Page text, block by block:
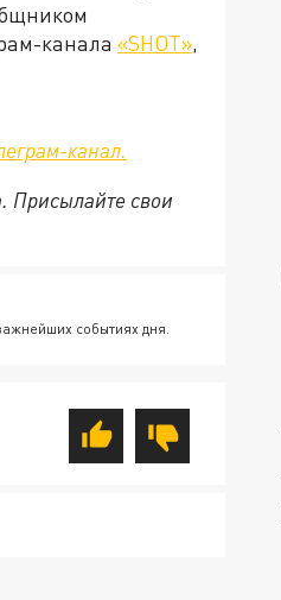
канала «SHOT»,
канал.
Присылайте свои
событиях дня.